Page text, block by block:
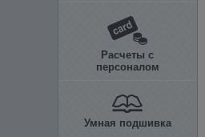
Расчеты с
персоналом
Умная подшивка